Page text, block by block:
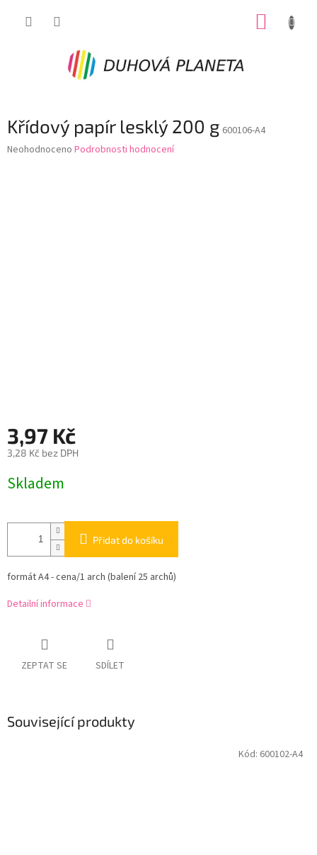
Křídový papír lesklý 200 g 600106-A4
Průměrné
Neohodnoceno Podrobnosti hodnocení
3,97 Kč
3,28 Kč bez DPH
cena:
Skladem
Přidat do košíku
formát A4 - cena/1 arch (balení 25 archů)
Detailní informace
ZEPTAT SE SDÍLET
Související produkty
Kód: 600102-A4